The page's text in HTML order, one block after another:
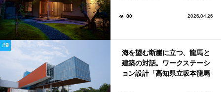
80 2026.04.26
海を望む断崖に立つ、龍馬と
建築の対話。ワークステーシ
ョン設計「高知県立坂本龍馬